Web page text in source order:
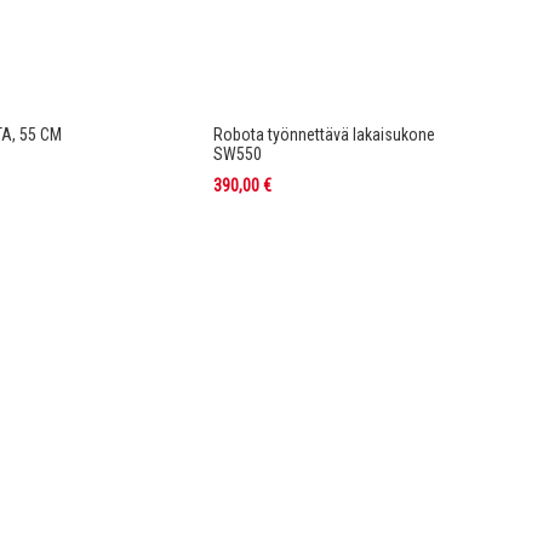
55 CM
Robota työnnettävä lakaisukone
SW550
390,00 €